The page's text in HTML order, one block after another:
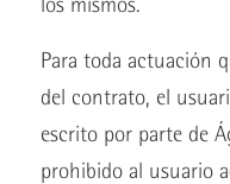
Para toda actuación
del contrato, el
escrito por parte de
prohibido al usuario